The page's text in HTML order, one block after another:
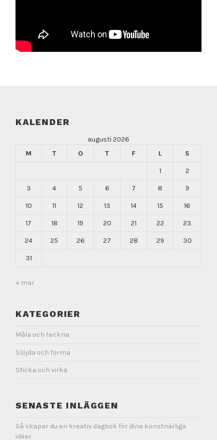
KALENDER
augusti 2026
M
T O T F L S
1 2
3 4 5 6 7 8 9
10 11 12 13 14 15 16
17 18 19 20 21 22 23
24 25 26 27 28 29 30
31
« mar
KATEGORIER
Måla och teckna
Slöjda och forma
Sticka och virka
SENASTE INLÄGGEN
Så skapar du en kreativ dagbok för dina konstnärliga
idéer